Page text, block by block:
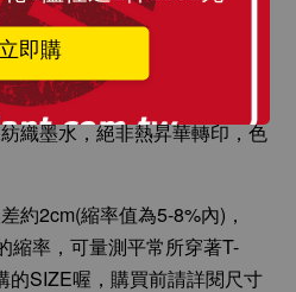
立即購
車縫整燙、印刷製程與包裝材
心選購！
織墨水，絕非熱昇華轉印，色
約2cm(縮率值為5-8%內)，
縮率，可量測平常所穿著T-
的SIZE喔，購買前請詳閱尺寸